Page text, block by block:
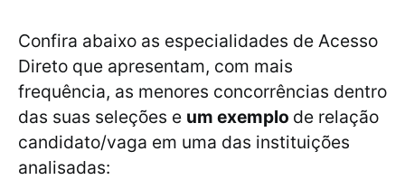
Confira abaixo as especialidades de Acesso
Direto que apresentam, com mais
frequência, as menores concorrências dentro
das suas seleções e um exemplo de relação
candidato/vaga em uma das instituições
analisadas: